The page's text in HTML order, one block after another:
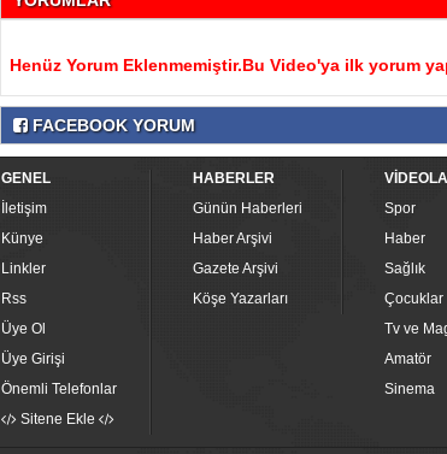
Henüz Yorum Eklenmemiştir.Bu Video'ya ilk yorum
FACEBOOK YORUM
GENEL
İletişim
Künye
Linkler
Rss
Üye Ol
Üye Girişi
Önemli Telefonlar
Sitene Ekle
HABERLER
Günün Haberleri
Haber Arşivi
Gazete Arşivi
Köşe Yazarları
Spor
Haber
Sağlık
Çocuklar
Tv ve
Amatör
Sinema